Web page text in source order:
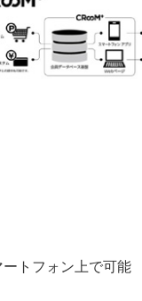
トフォン上で可能